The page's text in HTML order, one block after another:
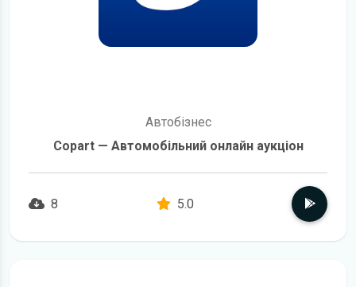
Автобізнес
Copart — Автомобільний онлайн аукціон
8
5.0